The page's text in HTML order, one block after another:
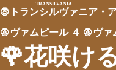
🧛 トランシルヴァニア
TRANSILVANIA
・
🧛ヴァムピール ４ 🧛ヴァ
🌹花咲け